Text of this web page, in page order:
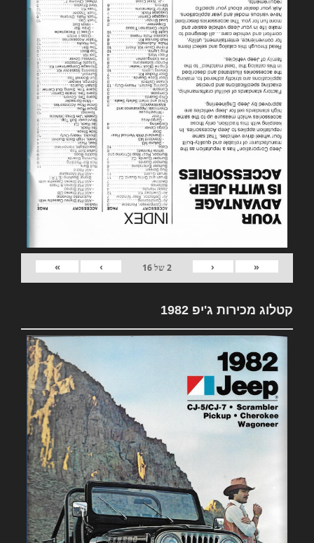
«
‹
2של16
›
»
קטלוג מכירות ג'יפ 1982